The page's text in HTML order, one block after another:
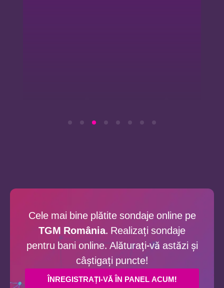
Cele mai bine plătite sondaje online pe
TGM România. Realizați sondaje
pentru bani online. Alăturați-vă astăzi și
câștigați puncte!
ÎNREGISTRAȚI-VĂ ÎN PANEL ACUM!